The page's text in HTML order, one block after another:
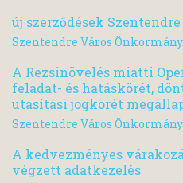
új szerződések Szentendre
Szentendre Város
A Rezsinövelés miatti
feladat- és hatáskörét,
utasítási jogkörét
Szentendre Város
A kedvezményes
végzett adatkezelés